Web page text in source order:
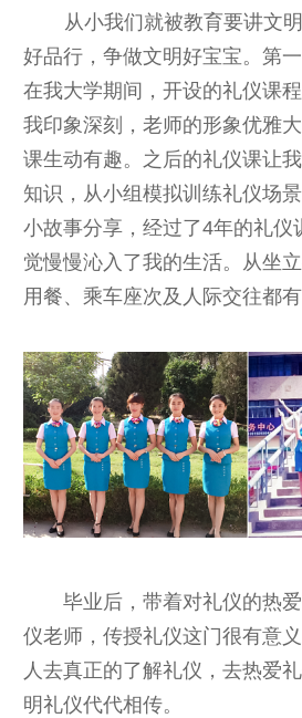
从小我们就被教育要讲文
好品行，争做文明好宝宝。第
在我大学期间，开设的礼仪课
我印象深刻，老师的形象优雅
课生动有趣。之后的礼仪课让
知识，从小组模拟训练礼仪场
小故事分享，经过了4年的礼仪
觉慢慢沁入了我的生活。从坐
用餐、乘车座次及人际交往都有
毕业后，带着对礼仪的热
仪老师，传授礼仪这门很有意
人去真正的了解礼仪，去热爱
明礼仪代代相传。